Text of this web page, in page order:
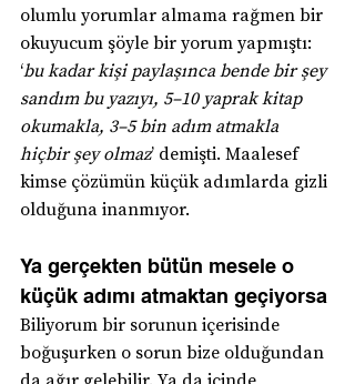
olumlu yorumlar almama rağmen bir
okuyucum şöyle bir yorum yapmıştı:
‘bu kadar kişi paylaşınca bende bir şey
sandım bu yazıyı, 5–10 yaprak kitap
okumakla, 3–5 bin adım atmakla
hiçbir şey olmaz’ demişti. Maalesef
kimse çözümün küçük adımlarda gizli
olduğuna inanmıyor.
Ya gerçekten bütün mesele o
küçük adımı atmaktan geçiyorsa
Biliyorum bir sorunun içerisinde
boğuşurken o sorun bize olduğundan